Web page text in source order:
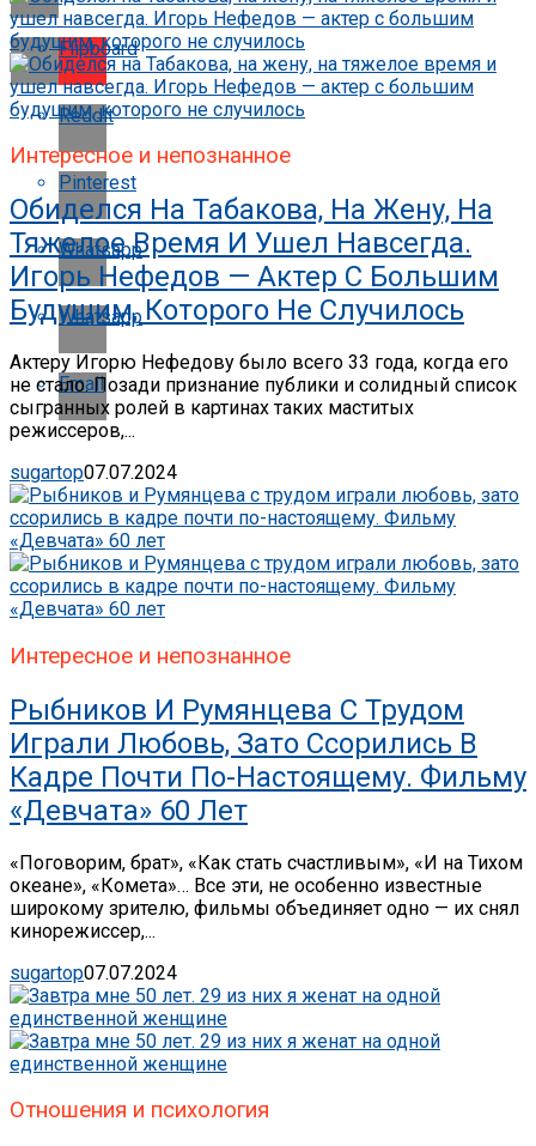
Flipboard
Reddit
Pinterest
Whatsapp
Whatsapp
Email
Интересное и непознанное
Обиделся На Табакова, На Жену, На
Тяжелое Время И Ушел Навсегда.
Игорь Нефедов — Актер С Большим
Будущим, Которого Не Случилось
Актеру Игорю Нефедову было всего 33 года, когда его
не стало. Позади признание публики и солидный список
сыгранных ролей в картинах таких маститых
режиссеров,...
sugartop07.07.2024
Интересное и непознанное
Рыбников И Румянцева С Трудом
Играли Любовь, Зато Ссорились В
Кадре Почти По-Настоящему. Фильму
«Девчата» 60 Лет
«Поговорим, брат», «Как стать счастливым», «И на Тихом
океане», «Комета»… Все эти, не особенно известные
широкому зрителю, фильмы объединяет одно — их снял
кинорежиссер,...
sugartop07.07.2024
Отношения и психология